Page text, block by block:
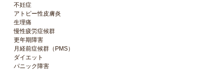
不妊症
アトピー性皮膚炎
生理痛
慢性疲労症候群
更年期障害
月経前症候群（PMS）
ダイエット
パニック障害